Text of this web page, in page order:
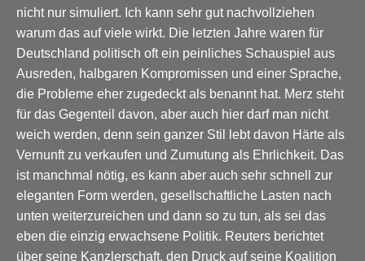
nicht nur simuliert. Ich kann sehr gut nachvollziehen
warum das auf viele wirkt. Die letzten Jahre waren für
Deutschland politisch oft ein peinliches Schauspiel aus
Ausreden, halbgaren Kompromissen und einer Sprache,
die Probleme eher zugedeckt als benannt hat. Merz steht
für das Gegenteil davon, aber auch hier darf man nicht
weich werden, denn sein ganzer Stil lebt davon Härte als
Vernunft zu verkaufen und Zumutung als Ehrlichkeit. Das
ist manchmal nötig, es kann aber auch sehr schnell zur
eleganten Form werden, gesellschaftliche Lasten nach
unten weiterzureichen und dann so zu tun, als sei das
eben die einzig erwachsene Politik. Reuters berichtet
über seine Kanzlerschaft, den Druck auf seine Koalition